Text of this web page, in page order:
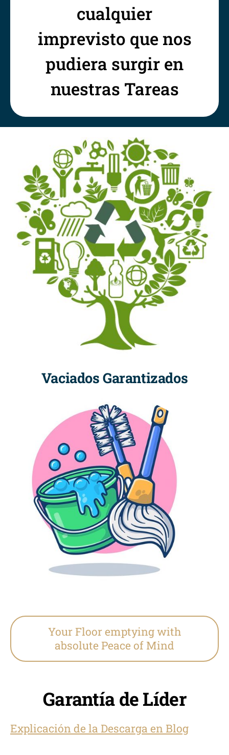
cualquier
imprevisto que nos
pudiera surgir en
nuestras Tareas
Vaciados Garantizados
Your Floor emptying with
absolute Peace of Mind
Garantía de Líder
Explicación de la Descarga en Blog